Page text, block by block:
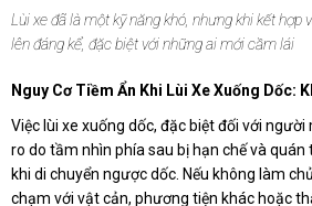
Lùi xe đã là một kỹ năng khó, nhưng khi kết hợp
lên đáng kể, đặc biệt với những ai mới cầm lái
Nguy Cơ Tiềm Ẩn Khi Lùi Xe Xuống Dốc:
Việc lùi xe xuống dốc, đặc biệt đối với người
ro do tầm nhìn phía sau bị hạn chế và
khi di chuyển ngược dốc. Nếu không làm
chạm với vật cản, phương tiện khác hoặc